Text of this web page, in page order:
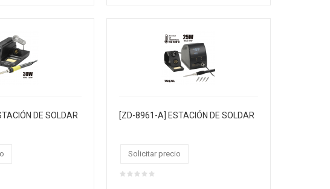
DE SOLDAR [ZD-8961-A] ESTACIÓN DE SOLDAR
Solicitar precio